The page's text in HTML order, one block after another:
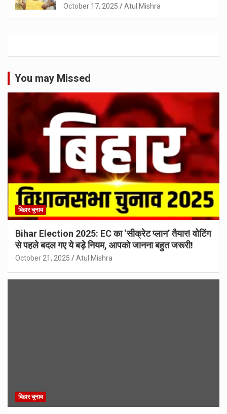
October 17, 2025 Atul Mishra
You may Missed
बिहार चुनाव
Bihar Election 2025: EC का ‘सीक्रेट प्लान’ तैयार! वोटिंग
से पहले बदल गए ये बड़े नियम, आपको जानना बहुत जरूरी!
October 21, 2025 Atul Mishra
बिहार चुनाव